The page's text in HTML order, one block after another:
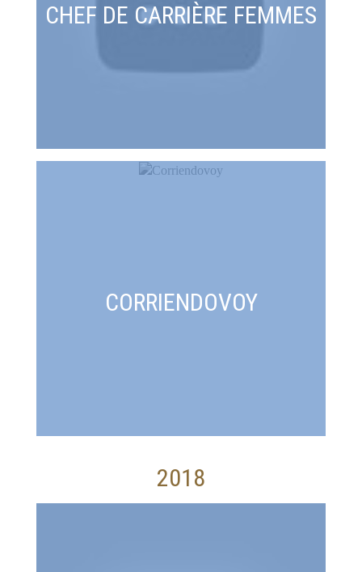
CHEF DE CARRIÈRE FEMMES
CORRIENDOVOY
2018